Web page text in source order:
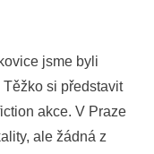
jsme byli
si představit
akce. V Praze
ale žádná z